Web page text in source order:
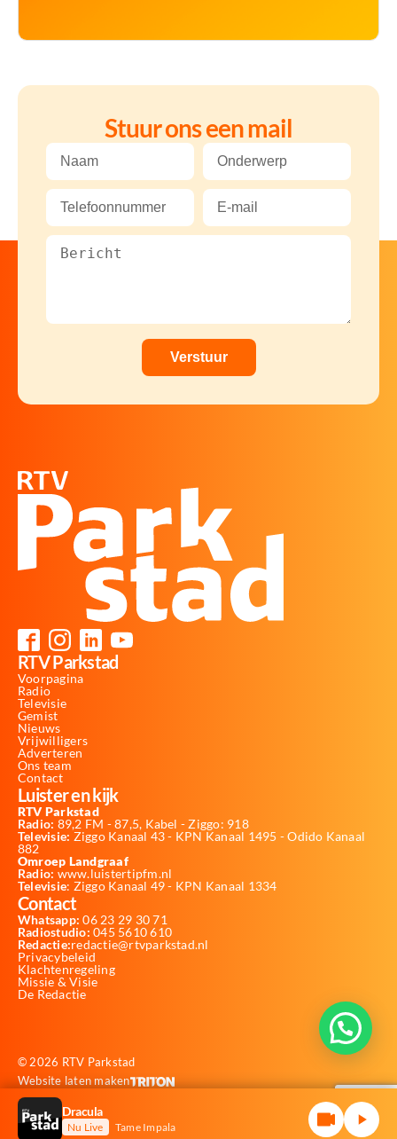
Stuur ons een mail
RTV Parkstad
Voorpagina
Radio
Televisie
Gemist
Nieuws
Vrijwilligers
Adverteren
Ons team
Contact
Luister en kijk
RTV Parkstad
Radio: 89,2 FM - 87,5, Kabel - Ziggo: 918
Televisie: Ziggo Kanaal 43 - KPN Kanaal 1495 - Odido Kanaal
882
Omroep Landgraaf
Radio: www.luistertipfm.nl
Televisie: Ziggo Kanaal 49 - KPN Kanaal 1334
Contact
Whatsapp: 06 23 29 30 71
Radiostudio: 045 5610 610
Redactie:redactie@rtvparkstad.nl
Privacybeleid
Klachtenregeling
Missie & Visie
De Redactie
© 2026 RTV Parkstad
Website laten maken
Dracula
Nu Live Tame Impala